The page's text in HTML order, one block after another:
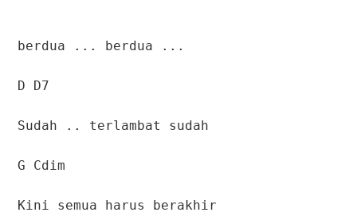
berdua ... berdua ...
D D7
Sudah .. terlambat sudah
G Cdim
Kini semua harus berakhir